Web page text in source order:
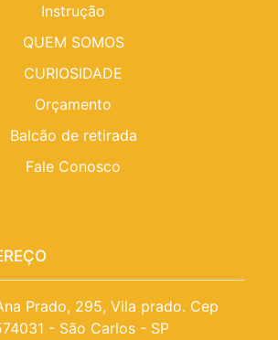
Instrução
QUEM SOMOS
CURIOSIDADE
Orçamento
Balcão de retirada
Fale Conosco
Prado, 295, Vila prado. Cep
- São Carlos - SP